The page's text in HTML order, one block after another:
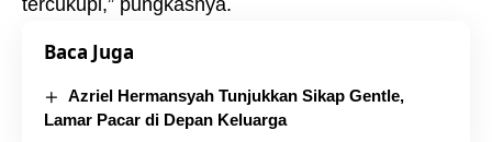
Baca Juga
Azriel Hermansyah Tunjukkan Sikap Gentle,
Lamar Pacar di Depan Keluarga